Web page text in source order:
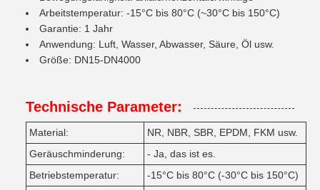
Arbeitstemperatur: -15°C bis 80°C (~30°C bis 150°C)
Garantie: 1 Jahr
Anwendung: Luft, Wasser, Abwasser, Säure, Öl usw.
Größe: DN15-DN4000
Technische Parameter:
Material:
NR, NBR, SBR, EPDM, FKM usw.
Geräuschminderung:
- Ja, das ist es.
Betriebstemperatur:
-15°C bis 80°C (-30°C bis 150°C)